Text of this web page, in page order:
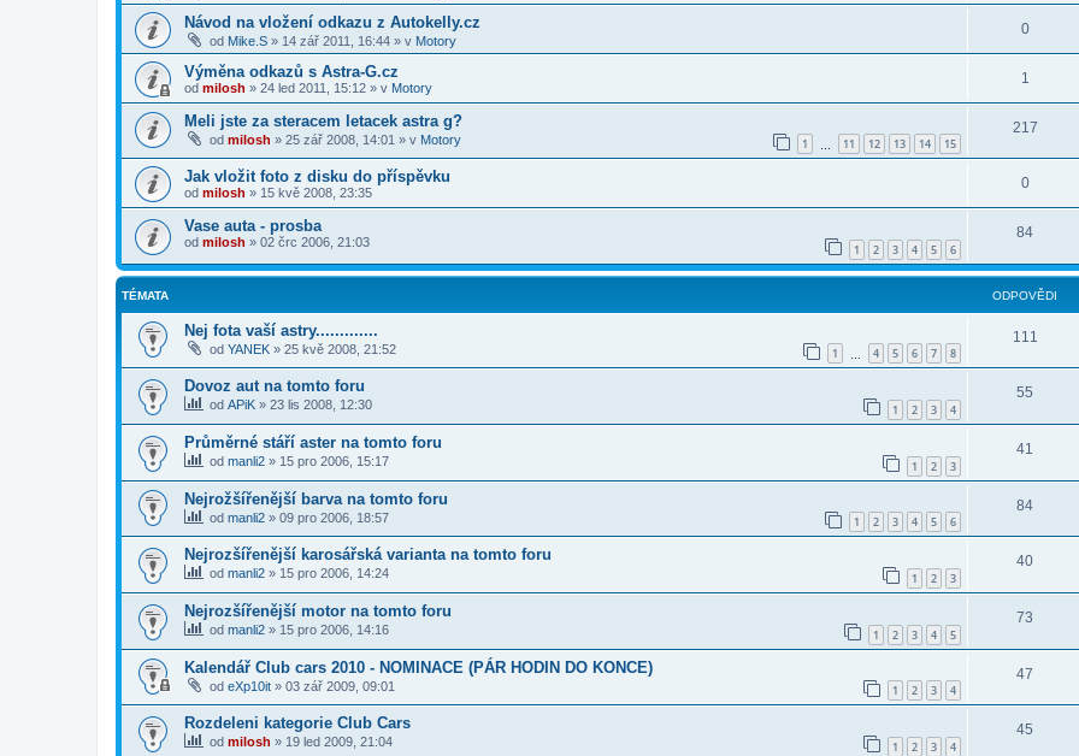
Návod na vložení odkazu z Autokelly.cz
od Mike.S » 14 zář 2011, 16:44 » v Motory
0
Výměna odkazů s Astra-G.cz
od milosh » 24 led 2011, 15:12 » v Motory
1
Meli jste za steracem letacek astra g?
od milosh » 25 zář 2008, 14:01 » v Motory 1 11 12 13 14 15
217
Jak vložit foto z disku do příspěvku
od milosh » 15 kvě 2008, 23:35
0
Vase auta - prosba
od milosh » 02 črc 2006, 21:03 1 2 3 4 5 6
84
TÉMATA ODPOVĚDI
Nej fota vaší astry.............
od YANEK » 25 kvě 2008, 21:52 1 4 5 6 7 8
111
Dovoz aut na tomto foru
od APiK » 23 lis 2008, 12:30 1 2 3 4
55
Průměrné stáří aster na tomto foru
od manli2 » 15 pro 2006, 15:17 1 2 3
41
Nejrožšířenější barva na tomto foru
od manli2 » 09 pro 2006, 18:57 1 2 3 4 5 6
84
Nejrozšířenější karosářská varianta na tomto foru
od manli2 » 15 pro 2006, 14:24 1 2 3
40
Nejrozšířenější motor na tomto foru
od manli2 » 15 pro 2006, 14:16 1 2 3 4 5
73
Kalendář Club cars 2010 - NOMINACE (PÁR HODIN DO KONCE)
od eXp10it » 03 zář 2009, 09:01 1 2 3 4
47
Rozdeleni kategorie Club Cars
od milosh » 19 led 2009, 21:04 1 2 3 4
45